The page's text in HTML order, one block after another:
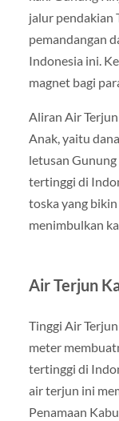
jalur pendakian
pemandangan
Indonesia ini.
magnet bagi
Aliran Air
Anak, yaitu
letusan
tertinggi di
toska yang bikin
menimbulkan
Air Terjun
Tinggi Air
meter
tertinggi di
air terjun ini
Penamaan